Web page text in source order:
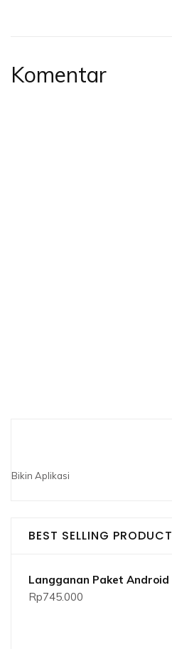
Komentar
Bikin Aplikasi
BEST SELLING PRODUCT
Langganan Paket Android
Rp745.000